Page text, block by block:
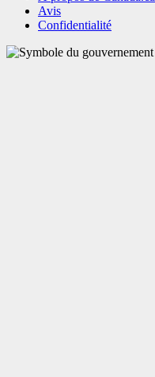
Avis
Confidentialité